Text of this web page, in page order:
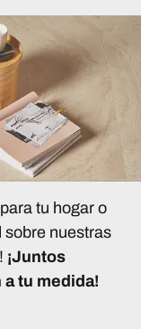
tu hogar o
sobre nuestras
¡Juntos
tu medida!